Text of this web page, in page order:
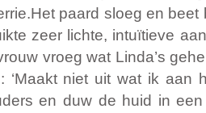
paard sloeg en
zeer lichte, intuïtieve
vroeg wat Linda’s
‘Maakt niet uit wat ik aan
en duw de huid in een